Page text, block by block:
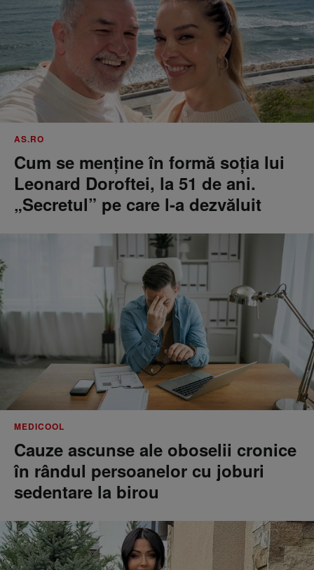
AS.RO
Cum se menţine în formă soţia lui
Leonard Doroftei, la 51 de ani.
„Secretul” pe care l-a dezvăluit
MEDICOOL
Cauze ascunse ale oboselii cronice
în rândul persoanelor cu joburi
sedentare la birou